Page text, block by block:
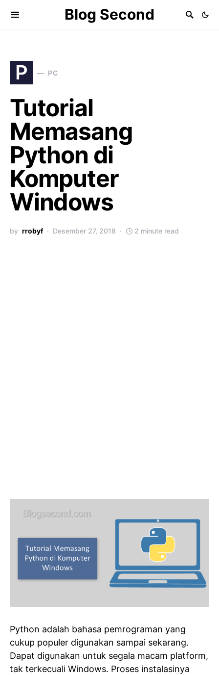
Blog Second
P PC
Tutorial
Memasang
Python di
Komputer
Windows
by rrobyf Desember 27, 2018 2 minute read
Python adalah bahasa pemrograman yang
cukup populer digunakan sampai sekarang.
Dapat digunakan untuk segala macam platform,
tak terkecuali Windows. Proses instalasinya